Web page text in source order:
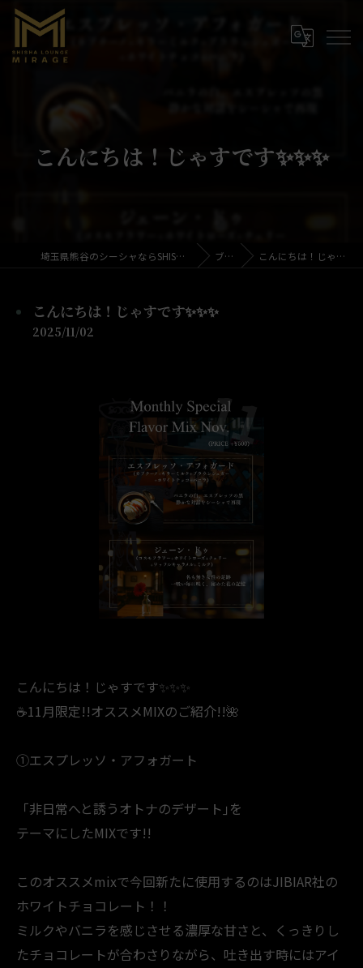
こんにちは！じゃすです✨✨✨
埼玉県熊谷のシーシャならSHISHA LOUNGE MIRAGE ブログ こんにちは！じゃすです✨✨✨
こんにちは！じゃすです✨✨✨
2025/11/02
こんにちは！じゃすです✨✨✨
☕️11月限定!!オススメMIXのご紹介!!🌺
①エスプレッソ・アフォガート
「非日常へと誘うオトナのデザート｣を
テーマにしたMIXです!!
このオススメmixで今回新たに使用するのはJIBIAR社の
ホワイトチョコレート！！
ミルクやバニラを感じさせる濃厚な甘さと、くっきりし
たチョコレートが合わさりながら、吐き出す時にはアイ